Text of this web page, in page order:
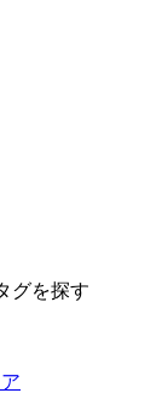
グを探す